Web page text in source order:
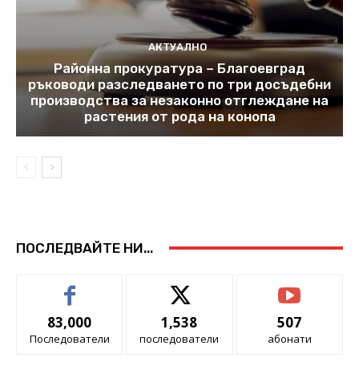
АКТУАЛНО
Районна прокуратура – Благоевград
ръководи разследването по три досъдебни
производства за незаконно отглеждане на
растения от рода на конопа
ПОСЛЕДВАЙТЕ НИ...
83,000
Последователи
1,538
последователи
507
абонати